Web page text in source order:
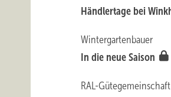
Händlertage bei
Wintergartenbauer
In die neue Saison
RAL-